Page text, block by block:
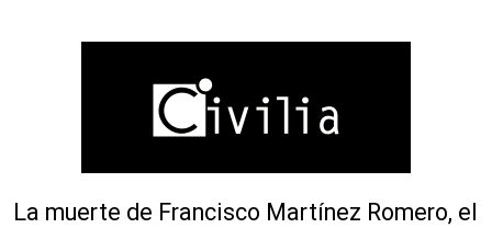
La muerte de Francisco Martínez Romero, el